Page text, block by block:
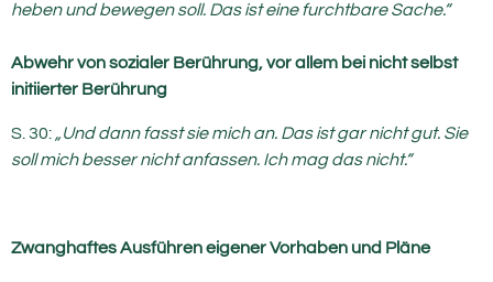
heben und bewegen soll. Das ist eine furchtbare Sache.“
Abwehr von sozialer Berührung, vor allem bei nicht selbst
initiierter Berührung
S. 30: „Und dann fasst sie mich an. Das ist gar nicht gut. Sie
soll mich besser nicht anfassen. Ich mag das nicht.“
Zwanghaftes Ausführen eigener Vorhaben und Pläne